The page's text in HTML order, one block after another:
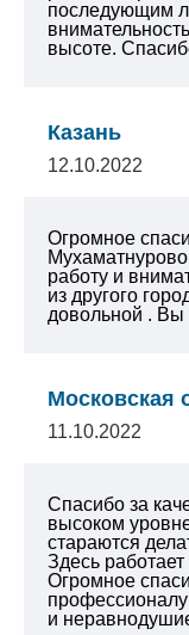
последующим
высоте.
Казань
12.10.2022
Огромное
работу и
из другого
довольной . Вы
Московская
11.10.2022
Спасибо за
высоком
стараются
Здесь
Огромное
профессионалу
и